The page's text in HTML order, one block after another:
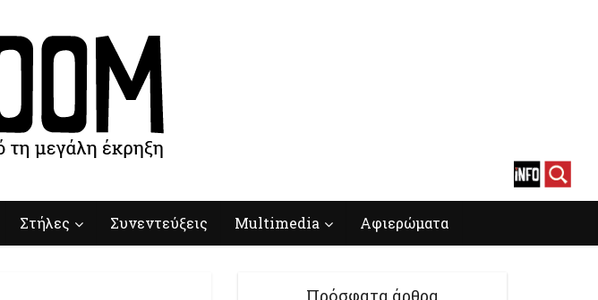
Στήλες Συνεντεύξεις Multimedia Αφιερώματα
Πρόσφατα άρθρα